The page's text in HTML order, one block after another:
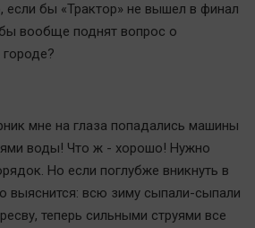
если бы «Трактор» не вышел в финал
вообще поднят вопрос о
мне на глаза попадались машины
воды! Что ж - хорошо! Нужно
Но если поглубже вникнуть в
выяснится: всю зиму сыпали-сыпали
теперь сильными струями все